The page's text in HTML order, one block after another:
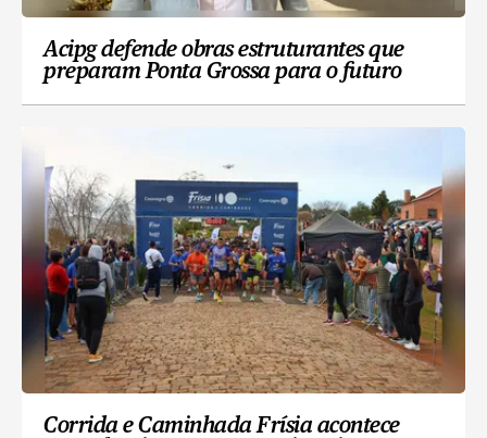
Acipg defende obras estruturantes que
preparam Ponta Grossa para o futuro
Corrida e Caminhada Frísia acontece